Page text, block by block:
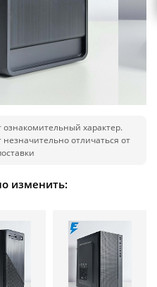
характер.
отличаться от
изменить: